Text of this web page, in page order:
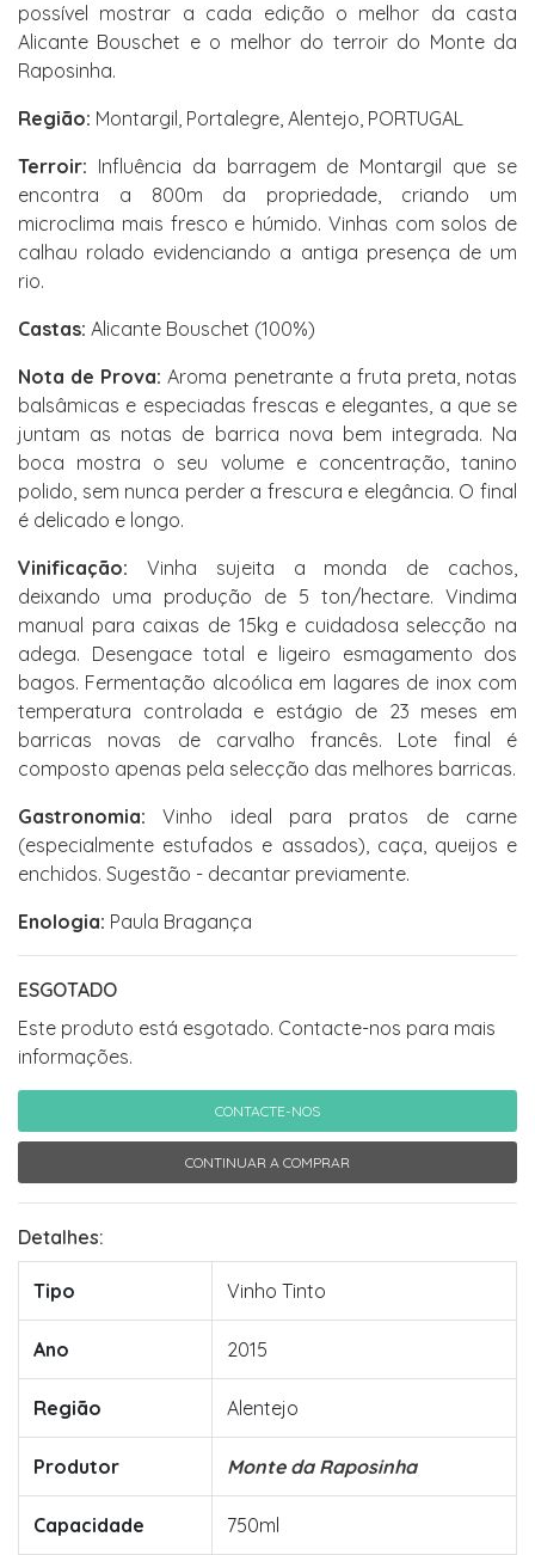
possível mostrar a cada edição o melhor da casta
Alicante Bouschet e o melhor do terroir do Monte da
Raposinha.
Região: Montargil, Portalegre, Alentejo, PORTUGAL
Terroir: Influência da barragem de Montargil que se
encontra a 800m da propriedade, criando um
microclima mais fresco e húmido. Vinhas com solos de
calhau rolado evidenciando a antiga presença de um
rio.
Castas: Alicante Bouschet (100%)
Nota de Prova: Aroma penetrante a fruta preta, notas
balsâmicas e especiadas frescas e elegantes, a que se
juntam as notas de barrica nova bem integrada. Na
boca mostra o seu volume e concentração, tanino
polido, sem nunca perder a frescura e elegância. O final
é delicado e longo.
Vinificação: Vinha sujeita a monda de cachos,
deixando uma produção de 5 ton/hectare. Vindima
manual para caixas de 15kg e cuidadosa selecção na
adega. Desengace total e ligeiro esmagamento dos
bagos. Fermentação alcoólica em lagares de inox com
temperatura controlada e estágio de 23 meses em
barricas novas de carvalho francês. Lote final é
composto apenas pela selecção das melhores barricas.
Gastronomia: Vinho ideal para pratos de carne
(especialmente estufados e assados), caça, queijos e
enchidos. Sugestão - decantar previamente.
Enologia: Paula Bragança
ESGOTADO
Este produto está esgotado. Contacte-nos para mais
informações.
CONTACTE-NOS
CONTINUAR A COMPRAR
Detalhes:
Tipo Vinho Tinto
Ano 2015
Região Alentejo
Produtor Monte da Raposinha
Capacidade 750ml